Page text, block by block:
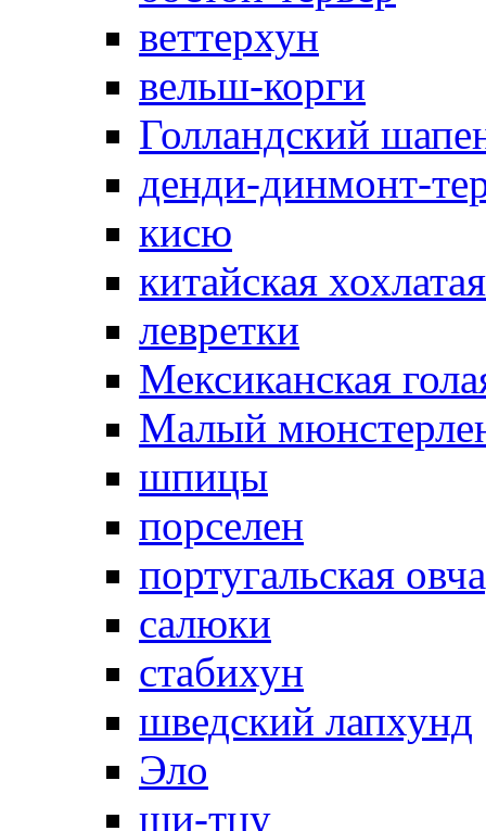
веттерхун
вельш-корги
Голландский
денди-динмонт-
кисю
китайская
левретки
Мексиканская
Малый
шпицы
порселен
португальская
салюки
стабихун
шведский лапхунд
Эло
ши-тцу